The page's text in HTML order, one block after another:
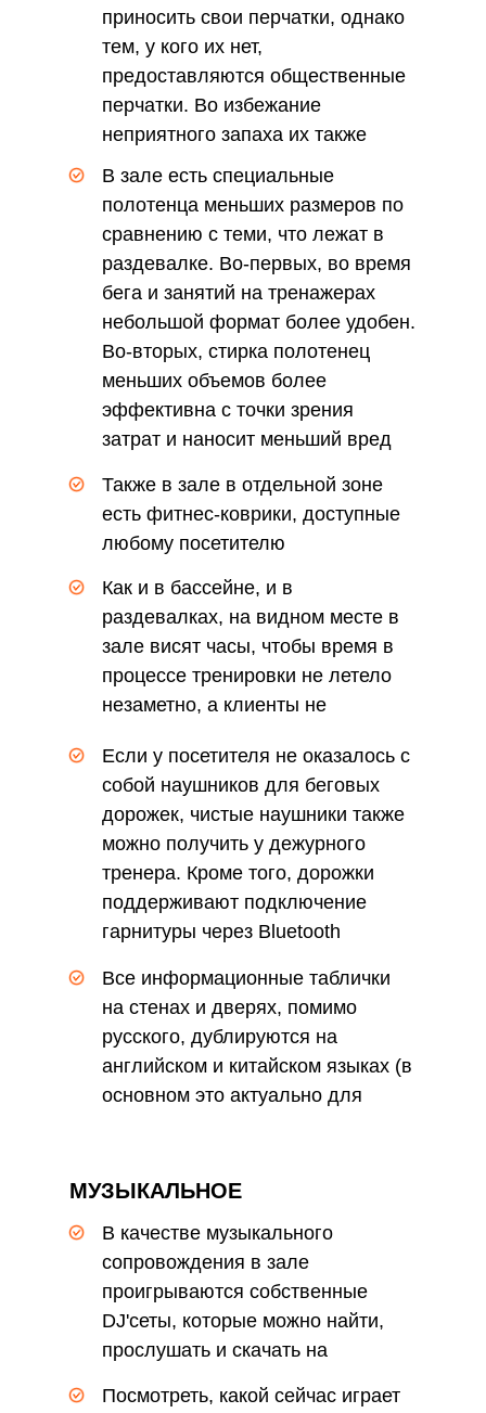
приносить свои перчатки, однако
тем, у кого их нет,
предоставляются общественные
перчатки. Во избежание
неприятного запаха их также
регулярно чистят и сушат
В зале есть специальные
полотенца меньших размеров по
сравнению с теми, что лежат в
раздевалке. Во-первых, во время
бега и занятий на тренажерах
небольшой формат более удобен.
Во-вторых, стирка полотенец
меньших объемов более
эффективна с точки зрения
затрат и наносит меньший вред
Также в зале в отдельной зоне
есть фитнес-коврики, доступные
любому посетителю
Как и в бассейне, и в
раздевалках, на видном месте в
зале висят часы, чтобы время в
процессе тренировки не летело
незаметно, а клиенты не
делам
Если у посетителя не оказалось с
собой наушников для беговых
дорожек, чистые наушники также
можно получить у дежурного
тренера. Кроме того, дорожки
поддерживают подключение
гарнитуры через Bluetooth
Все информационные таблички
на стенах и дверях, помимо
русского, дублируются на
английском и китайском языках (в
основном это актуально для
МУЗЫКАЛЬНОЕ
СОПРОВОЖДЕНИЕ
В качестве музыкального
сопровождения в зале
проигрываются собственные
DJ'сеты, которые можно найти,
прослушать и скачать на
Посмотреть, какой сейчас играет